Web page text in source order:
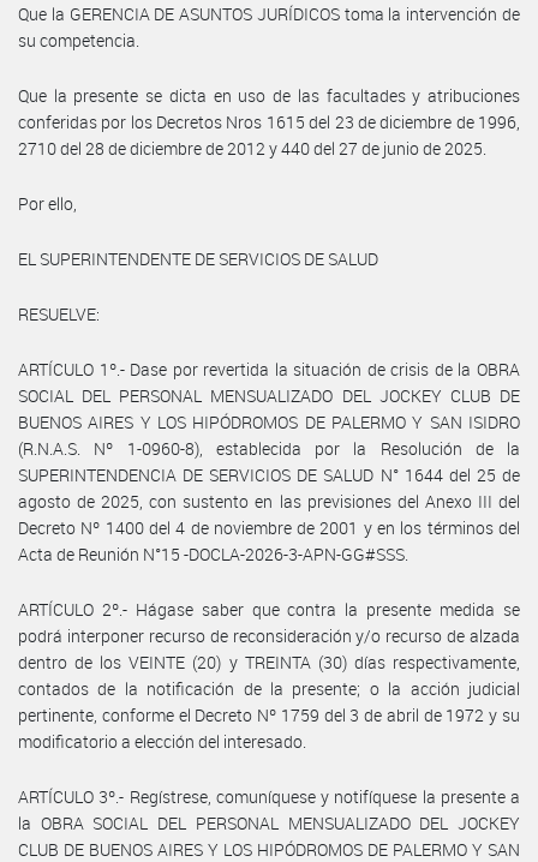
Que la GERENCIA DE ASUNTOS JURÍDICOS toma la intervención de
su competencia.
Que la presente se dicta en uso de las facultades y atribuciones
conferidas por los Decretos Nros 1615 del 23 de diciembre de 1996,
2710 del 28 de diciembre de 2012 y 440 del 27 de junio de 2025.
Por ello,
EL SUPERINTENDENTE DE SERVICIOS DE SALUD
RESUELVE:
ARTÍCULO 1º.- Dase por revertida la situación de crisis de la OBRA
SOCIAL DEL PERSONAL MENSUALIZADO DEL JOCKEY CLUB DE
BUENOS AIRES Y LOS HIPÓDROMOS DE PALERMO Y SAN ISIDRO
(R.N.A.S. Nº 1-0960-8), establecida por la Resolución de la
SUPERINTENDENCIA DE SERVICIOS DE SALUD N° 1644 del 25 de
agosto de 2025, con sustento en las previsiones del Anexo III del
Decreto Nº 1400 del 4 de noviembre de 2001 y en los términos del
Acta de Reunión N°15 -DOCLA-2026-3-APN-GG#SSS.
ARTÍCULO 2º.- Hágase saber que contra la presente medida se
podrá interponer recurso de reconsideración y/o recurso de alzada
dentro de los VEINTE (20) y TREINTA (30) días respectivamente,
contados de la notificación de la presente; o la acción judicial
pertinente, conforme el Decreto Nº 1759 del 3 de abril de 1972 y su
modificatorio a elección del interesado.
ARTÍCULO 3º.- Regístrese, comuníquese y notifíquese la presente a
la OBRA SOCIAL DEL PERSONAL MENSUALIZADO DEL JOCKEY
CLUB DE BUENOS AIRES Y LOS HIPÓDROMOS DE PALERMO Y SAN